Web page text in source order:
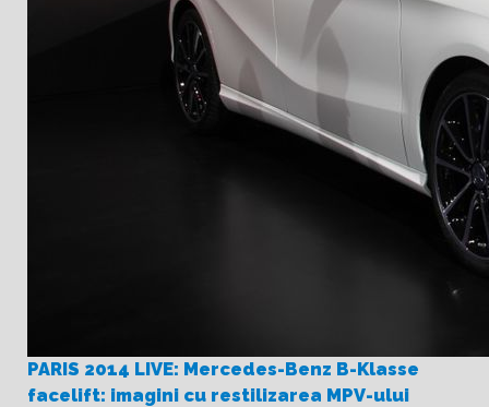
PARIS 2014 LIVE: Mercedes-Benz B-Klasse
facelift: imagini cu restilizarea MPV-ului